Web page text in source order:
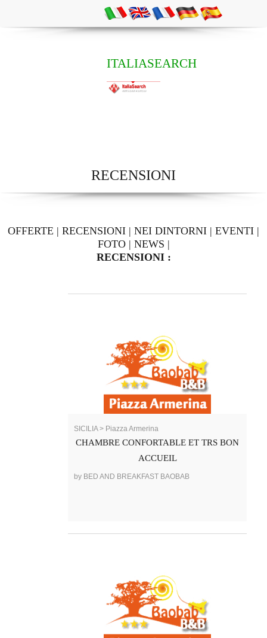
ITALIASEARCH
RECENSIONI
OFFERTE | RECENSIONI | NEI DINTORNI | EVENTI |
FOTO| NEWS |
RECENSIONI :
SICILIA > Piazza Armerina
CHAMBRE CONFORTABLE ET TRS BON
ACCUEIL
by BED AND BREAKFAST BAOBAB